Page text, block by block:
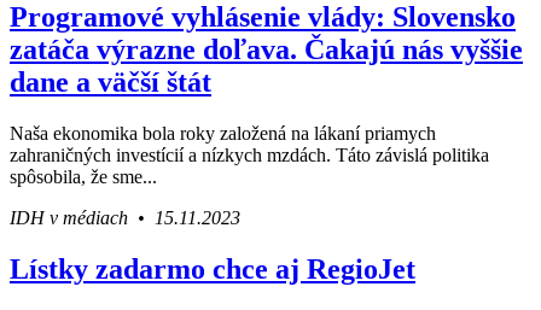
Programové vyhlásenie vlády: Slovensko
zatáča výrazne doľava. Čakajú nás vyššie
dane a väčší štát
Naša ekonomika bola roky založená na lákaní priamych
zahraničných investícií a nízkych mzdách. Táto závislá politika
spôsobila, že sme...
IDH v médiach • 15.11.2023
Lístky zadarmo chce aj RegioJet